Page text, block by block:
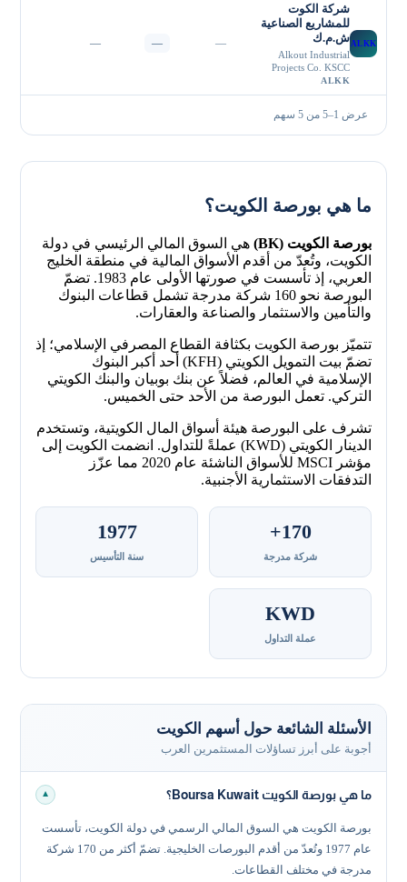
ALKK
شركة الكوت
للمشاريع الصناعية
ش.م.ك
Alkout Industrial
Projects Co. KSCC
ALKK
—
—
—
عرض 1–5 من 5 سهم
ما هي بورصة الكويت؟
بورصة الكويت (BK)
هي السوق المالي الرئيسي في دولة
الكويت، وتُعدّ من أقدم الأسواق المالية في منطقة الخليج
العربي، إذ تأسست في صورتها الأولى عام 1983. تضمّ
البورصة نحو 160 شركة مدرجة تشمل قطاعات البنوك
والتأمين والاستثمار والصناعة والعقارات.
تتميّز بورصة الكويت بكثافة القطاع المصرفي الإسلامي؛ إذ
تضمّ بيت التمويل الكويتي (KFH) أحد أكبر البنوك
الإسلامية في العالم، فضلاً عن بنك بوبيان والبنك الكويتي
التركي. تعمل البورصة من الأحد حتى الخميس.
تشرف على البورصة هيئة أسواق المال الكويتية، وتستخدم
الدينار الكويتي (KWD) عملةً للتداول. انضمت الكويت إلى
مؤشر MSCI للأسواق الناشئة عام 2020 مما عزّز
التدفقات الاستثمارية الأجنبية.
170+
شركة مدرجة
1977
سنة التأسيس
KWD
عملة التداول
الأسئلة الشائعة حول أسهم الكويت
أجوبة على أبرز تساؤلات المستثمرين العرب
ما هي بورصة الكويت Boursa Kuwait؟ ▼
بورصة الكويت هي السوق المالي الرسمي في دولة الكويت، تأسست
عام 1977 وتُعدّ من أقدم البورصات الخليجية. تضمّ أكثر من 170 شركة
مدرجة في مختلف القطاعات.